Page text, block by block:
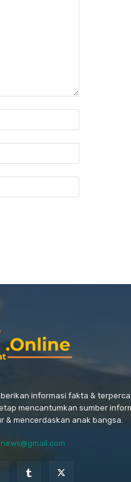
informasi fakta &
mencantumkan sumber
& mencerdaskan anak bangsa.